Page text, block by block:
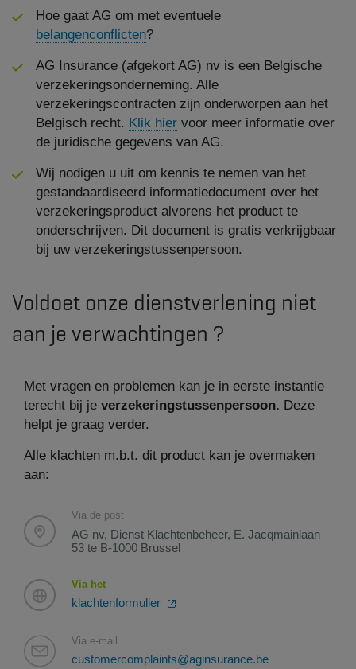
Hoe gaat AG om met eventuele
belangenconflicten?
AG Insurance (afgekort AG) nv is een Belgische
verzekeringsonderneming. Alle
verzekeringscontracten zijn onderworpen aan het
Belgisch recht. Klik hier voor meer informatie over
de juridische gegevens van AG.
Wij nodigen u uit om kennis te nemen van het
gestandaardiseerd informatiedocument over het
verzekeringsproduct alvorens het product te
onderschrijven. Dit document is gratis verkrijgbaar
bij uw verzekeringstussenpersoon.
Voldoet onze dienstverlening niet
aan je verwachtingen ?
Met vragen en problemen kan je in eerste instantie
terecht bij je verzekeringstussenpersoon. Deze
helpt je graag verder.
Alle klachten m.b.t. dit product kan je overmaken
aan:
Via de post
AG nv, Dienst Klachtenbeheer, E. Jacqmainlaan
53 te B-1000 Brussel
Via het
klachtenformulier
Via e-mail
customercomplaints@aginsurance.be